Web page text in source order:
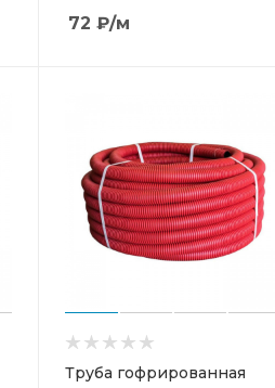
72 ₽/м
Труба гофрированная